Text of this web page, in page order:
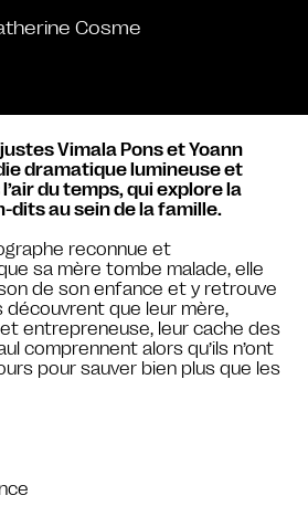
Cosme
Vimala Pons et Yoann
dramatique lumineuse et
du temps, qui explore la
dits au sein de la famille.
reconnue et
sa mère tombe malade, elle
de son enfance et y retrouve
découvrent que leur mère,
entrepreneuse, leur cache des
comprennent alors qu’ils n’ont
pour sauver bien plus que les